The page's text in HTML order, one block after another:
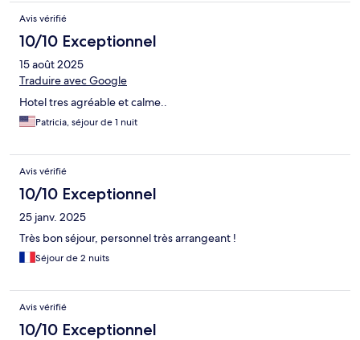
Avis vérifié
10/10 Exceptionnel
15 août 2025
Traduire avec Google
Hotel tres agréable et calme..
Patricia, séjour de 1 nuit
Avis vérifié
10/10 Exceptionnel
25 janv. 2025
Très bon séjour, personnel très arrangeant !
Séjour de 2 nuits
Avis vérifié
10/10 Exceptionnel